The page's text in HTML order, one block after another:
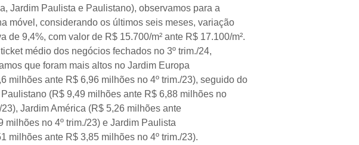
Jardim Paulista e Paulistano), observamos para a
móvel, considerando os últimos seis meses, variação
de 9,4%, com valor de R$ 15.700/m² ante R$ 17.100/m².
médio dos negócios fechados no 3º trim./24,
que foram mais altos no Jardim Europa
milhões ante R$ 6,96 milhões no 4º trim./23), seguido do
(R$ 9,49 milhões ante R$ 6,88 milhões no
23), Jardim América (R$ 5,26 milhões ante
milhões no 4º trim./23) e Jardim Paulista
milhões ante R$ 3,85 milhões no 4º trim./23).